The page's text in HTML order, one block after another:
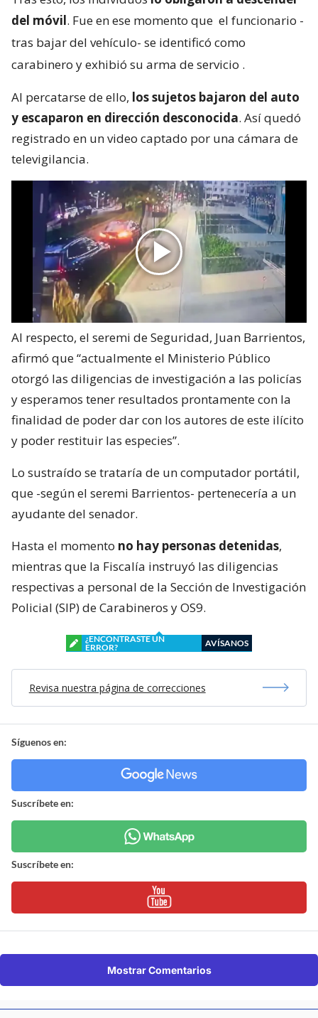
del móvil. Fue en ese momento que el funcionario -
tras bajar del vehículo- se identificó como
carabinero y exhibió su arma de servicio .
Al percatarse de ello, los sujetos bajaron del auto
y escaparon en dirección desconocida. Así quedó
registrado en un video captado por una cámara de
televigilancia.
Al respecto, el seremi de Seguridad, Juan Barrientos,
afirmó que “actualmente el Ministerio Público
otorgó las diligencias de investigación a las policías
y esperamos tener resultados prontamente con la
finalidad de poder dar con los autores de este ilícito
y poder restituir las especies”.
Lo sustraído se trataría de un computador portátil,
que -según el seremi Barrientos- pertenecería a un
ayudante del senador.
Hasta el momento no hay personas detenidas,
mientras que la Fiscalía instruyó las diligencias
respectivas a personal de la Sección de Investigación
Policial (SIP) de Carabineros y OS9.
¿ENCONTRASTE UN
ERROR?
AVÍSANOS
Revisa nuestra página de correcciones
Síguenos en:
Suscríbete en:
Suscríbete en:
Mostrar Comentarios